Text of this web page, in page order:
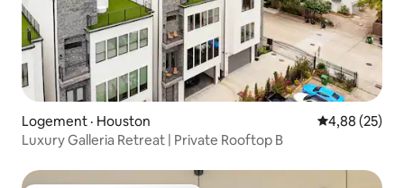
Logement · Houston Note
4,88 (25)
Luxury Galleria Retreat | Private Rooftop B